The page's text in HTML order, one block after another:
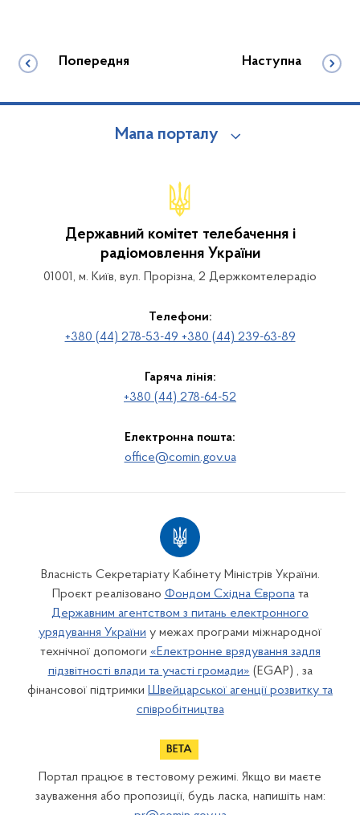
Попередня Наступна
Мапа порталу
Державний комітет телебачення і
радіомовлення України
01001, м. Київ, вул. Прорізна, 2 Держкомтелерадіо
Телефони:
+380 (44) 278-53-49 +380 (44) 239-63-89
Гаряча лінія:
+380 (44) 278-64-52
Електронна пошта:
office@comin.gov.ua
Власність Секретаріату Кабінету Міністрів України.
Проєкт реалізовано Фондом Східна Європата
Державним агентством з питань електронного
урядування України у межах програми міжнародної
технічної допомоги «Електронне врядування задля
підзвітності влади та участі громади» (EGAP) , за
фінансової підтримки Швейцарської агенції розвитку та
співробітництва
Портал працює в тестовому режимі. Якщо ви маєте
зауваження або пропозиції, будь ласка, напишіть нам: